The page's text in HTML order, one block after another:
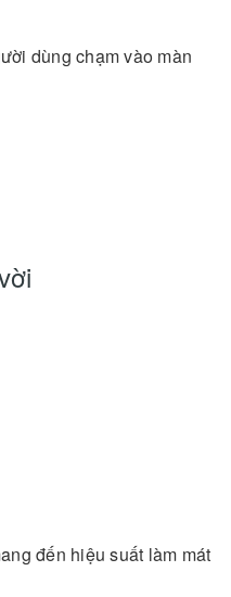
dùng chạm vào màn
đến hiệu suất làm mát